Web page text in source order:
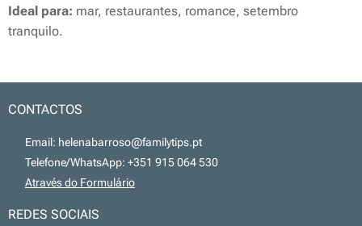
Ideal para: mar, restaurantes, romance, setembro
tranquilo.
CONTACTOS
📧 Email: helenabarroso@familytips.pt
📞 Telefone/WhatsApp: +351 915 064 530
Através do Formulário
REDES SOCIAIS